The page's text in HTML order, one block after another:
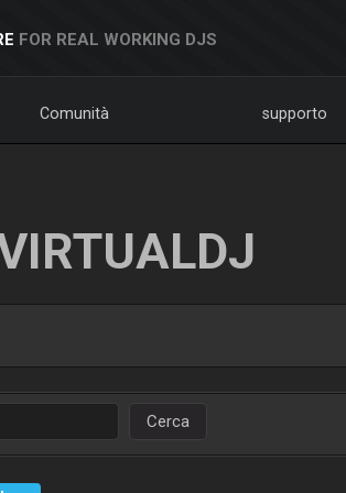
FOR REAL WORKING DJS
Comunità supporto
Cerca